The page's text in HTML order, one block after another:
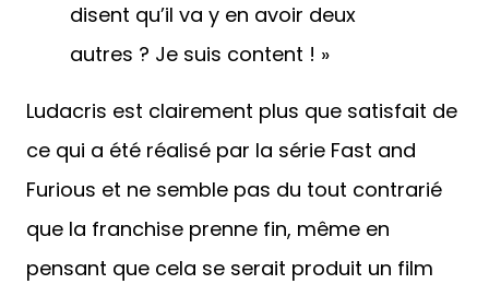
disent qu’il va y en avoir deux
autres ? Je suis content ! »
Ludacris est clairement plus que satisfait de
ce qui a été réalisé par la série Fast and
Furious et ne semble pas du tout contrarié
que la franchise prenne fin, même en
pensant que cela se serait produit un film